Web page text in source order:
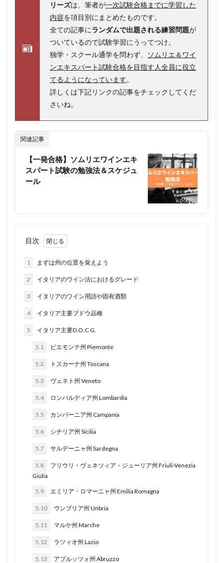
リーズは、筆者が一次試験合格までに学習した
内容を項目別にまとめたものです。
全ての記事にランダムで出題される練習問題が
ついているので試験学習にうってつけ。
独学・スクール通学を問わず、
ソムリエ＆ワイ
ンエキスパート試験合格を目指す人全員に役立
てるようになっています。
詳しくは下記リンクの記事をチェックしてくだ
さいね。
関連記事
【一発合格】ソムリエワインエキ
スパート試験の勉強法＆スケジュ
ール
目次
1 まずは州の位置を覚えよう
2 イタリアのワイン法におけるグレード
3 イタリアのワイン用語や固有酒類
4 イタリア主要ブドウ品種
5 イタリア主要D.O.C.G.
5.1 ピエモンテ州 Piemonte
5.2 トスカーナ州 Toscana
5.3 ヴェネト州 Veneto
5.4 ロンバルディア州 Lombardia
5.5 カンパーニア州 Campania
5.6 シチリア州 Sicilia
5.7 サルデーニャ州 Sardegna
5.8
フリウリ・ヴェネツィア・ジューリア州 Friuli-Venezia
Giulia
5.9 エミリア・ロマーニャ州 Emilia Romagna
5.10 ウンブリア州 Unbria
5.11 マルケ州 Marche
5.12 ラツィオ州 Lazio
5.13 アブルッツォ州 Abruzzo